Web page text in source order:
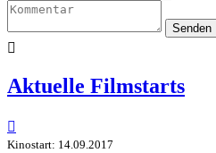
Senden

Aktuelle Filmstarts

Kinostart: 14.09.2017